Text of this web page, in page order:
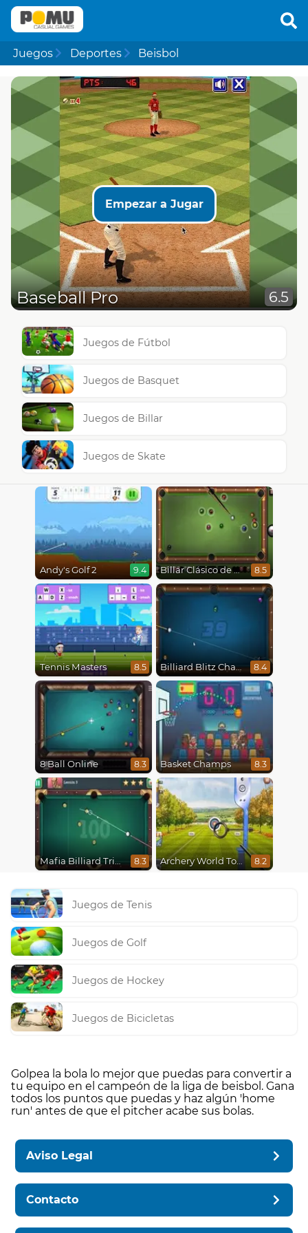
Juegos Deportes Beisbol
Empezar a Jugar
Baseball Pro 6.5
Juegos de Fútbol
Juegos de Basquet
Juegos de Billar
Juegos de Skate
Andy's Golf 2 9.4 Billar Clásico de 8 Bolas 8.5
Tennis Masters 8.5 Billiard Blitz Challenge 8.4
8 Ball Online 8.3 Basket Champs 8.3
Mafia Billiard Tricks 8.3 Archery World Tour 8.2
Juegos de Tenis
Juegos de Golf
Juegos de Hockey
Juegos de Bicicletas
Golpea la bola lo mejor que puedas para convertir a
tu equipo en el campeón de la liga de beisbol. Gana
todos los puntos que puedas y haz algún 'home
run' antes de que el pitcher acabe sus bolas.
Aviso Legal
Contacto